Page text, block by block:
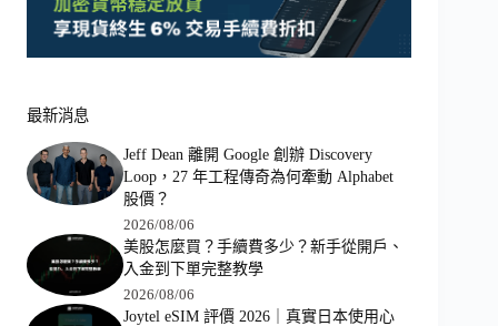
最新消息
Jeff Dean 離開 Google 創辦 Discovery
Loop，27 年工程傳奇為何牽動 Alphabet
股價？
2026/08/06
美股怎麼買？手續費多少？新手從開戶、
入金到下單完整教學
2026/08/06
Joytel eSIM 評價 2026｜真實日本使用心